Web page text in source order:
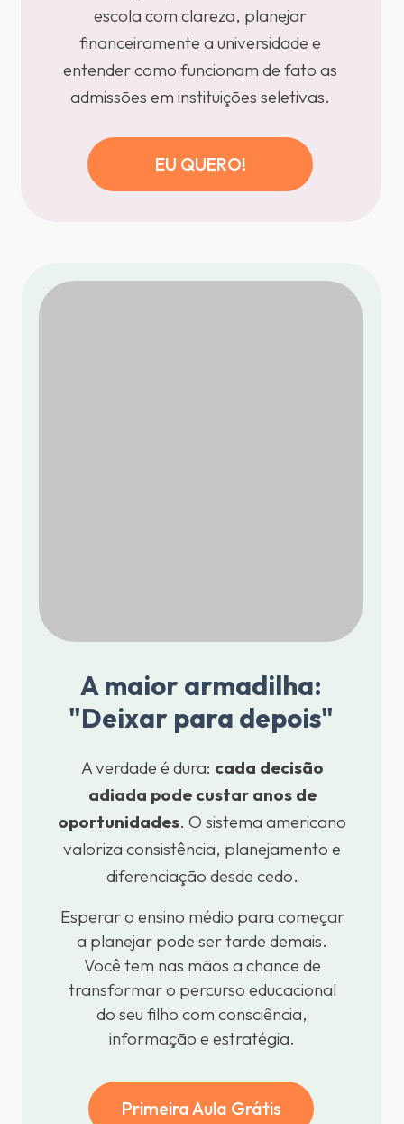
escola com clareza, planejar
financeiramente a universidade e
entender como funcionam de fato as
admissões em instituições seletivas.
EU QUERO!
A maior armadilha:
"Deixar para depois"
A verdade é dura: cada decisão
adiada pode custar anos de
oportunidades. O sistema americano
valoriza consistência, planejamento e
diferenciação desde cedo.
Esperar o ensino médio para começar
a planejar pode ser tarde demais.
Você tem nas mãos a chance de
transformar o percurso educacional
do seu filho com consciência,
informação e estratégia.
Primeira Aula Grátis